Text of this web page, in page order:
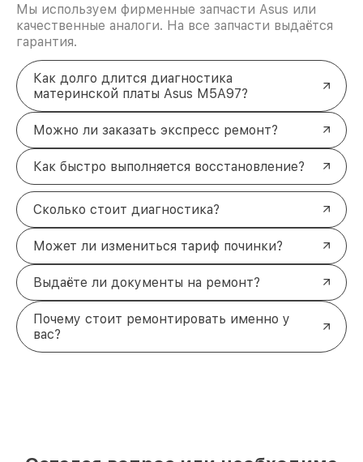
Мы используем фирменные запчасти Asus или
качественные аналоги. На все запчасти выдаётся
гарантия.
Как долго длится диагностика
материнской платы Asus M5A97?
Можно ли заказать экспресс ремонт?
Как быстро выполняется восстановление?
Сколько стоит диагностика?
Может ли измениться тариф починки?
Выдаёте ли документы на ремонт?
Почему стоит ремонтировать именно у
вас?